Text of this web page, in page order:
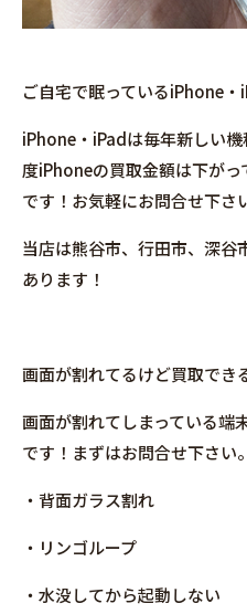
ご自宅で眠っているiPhone・
iPhone・iPadは毎年新しい
度iPhoneの買取金額は下が
です！お気軽にお問合せ下さ
当店は熊谷市、行田市、深谷
あります！
画面が割れてるけど買取でき
画面が割れてしまっている端
です！まずはお問合せ下さい。
・背面ガラス割れ
・リンゴループ
・水没してから起動しない